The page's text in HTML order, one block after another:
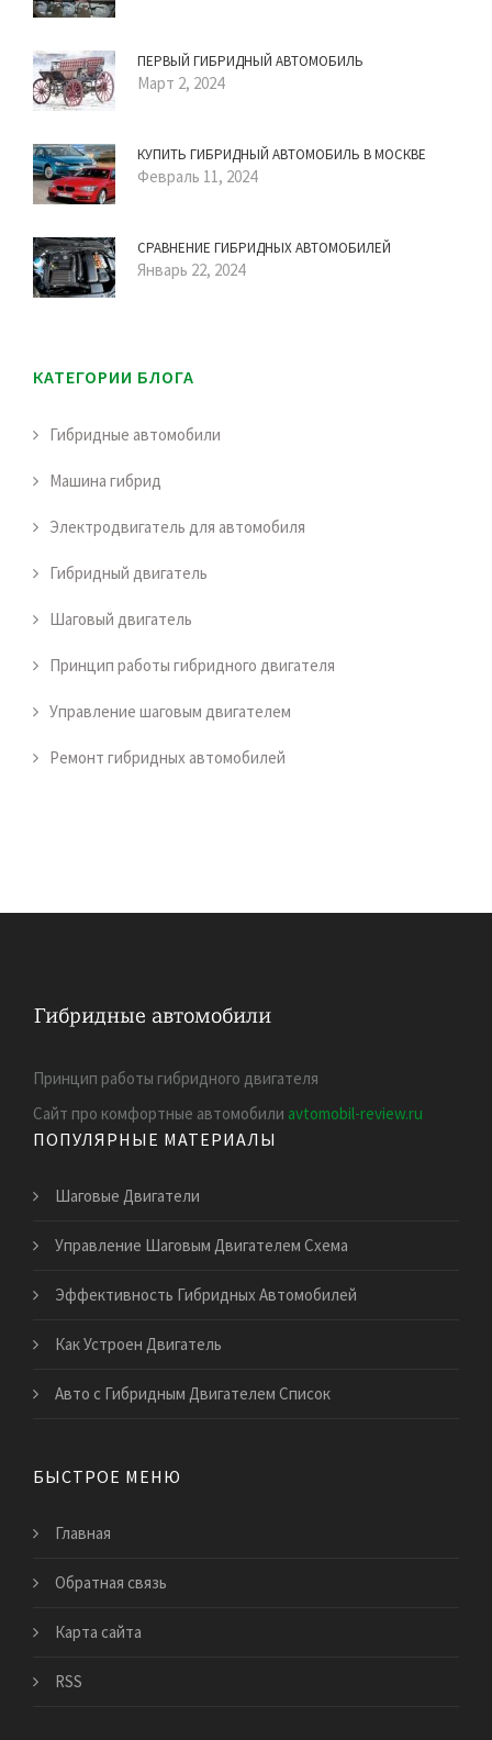
ПЕРВЫЙ ГИБРИДНЫЙ АВТОМОБИЛЬ
Март 2, 2024
КУПИТЬ ГИБРИДНЫЙ АВТОМОБИЛЬ В МОСКВЕ
Февраль 11, 2024
СРАВНЕНИЕ ГИБРИДНЫХ АВТОМОБИЛЕЙ
Январь 22, 2024
КАТЕГОРИИ БЛОГА
Гибридные автомобили
Машина гибрид
Электродвигатель для автомобиля
Гибридный двигатель
Шаговый двигатель
Принцип работы гибридного двигателя
Управление шаговым двигателем
Ремонт гибридных автомобилей
Принцип работы гибридного двигателя
Сайт про комфортные автомобили avtomobil-review.ru
ПОПУЛЯРНЫЕ МАТЕРИАЛЫ
Шаговые Двигатели
Управление Шаговым Двигателем Схема
Эффективность Гибридных Автомобилей
Как Устроен Двигатель
Авто с Гибридным Двигателем Список
БЫСТРОЕ МЕНЮ
Главная
Обратная связь
Карта сайта
RSS